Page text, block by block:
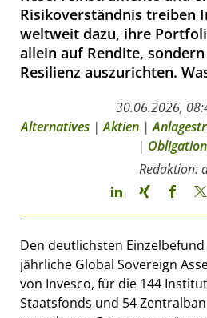
Risikoverständnis treiben
weltweit dazu, ihre
allein auf Rendite,
Resilienz auszurichten.
30.06.2026,
Alternatives|Aktien|
|
Redaktion:
Den deutlichsten
jährliche Global Sovereign
von Invesco, für die 144
Staatsfonds und 54